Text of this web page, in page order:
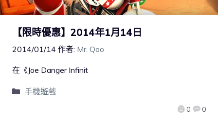
【限時優惠】2014年1月14日
2014/01/14 作者: Mr. Qoo
0 0
在《Joe Danger Infinit
手機遊戲